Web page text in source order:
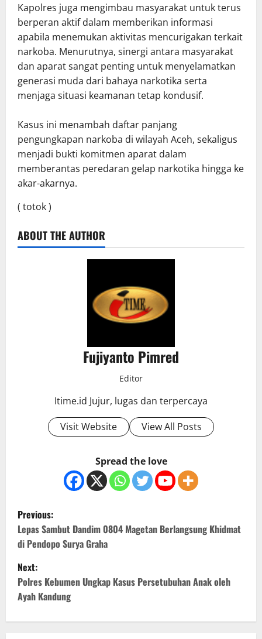
Kapolres juga mengimbau masyarakat untuk terus
berperan aktif dalam memberikan informasi
apabila menemukan aktivitas mencurigakan terkait
narkoba. Menurutnya, sinergi antara masyarakat
dan aparat sangat penting untuk menyelamatkan
generasi muda dari bahaya narkotika serta
menjaga situasi keamanan tetap kondusif.
Kasus ini menambah daftar panjang
pengungkapan narkoba di wilayah Aceh, sekaligus
menjadi bukti komitmen aparat dalam
memberantas peredaran gelap narkotika hingga ke
akar-akarnya.
( totok )
ABOUT THE AUTHOR
Fujiyanto Pimred
Editor
Itime.id Jujur, lugas dan terpercaya
Visit Website
View All Posts
Spread the love
P
o
s
t
n
Previous:
Lepas Sambut Dandim 0804 Magetan Berlangsung Khidmat
di Pendopo Surya Graha
Next:
Polres Kebumen Ungkap Kasus Persetubuhan Anak oleh
Ayah Kandung